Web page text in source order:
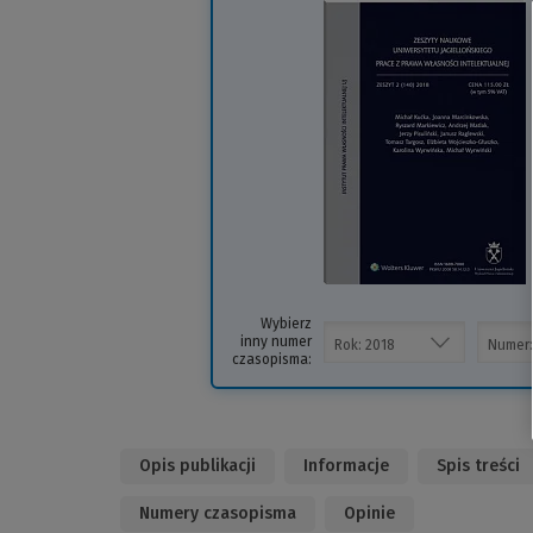
Wybierz
inny numer
czasopisma:
Opis publikacji Informacje Spis treści
Numery czasopisma Opinie